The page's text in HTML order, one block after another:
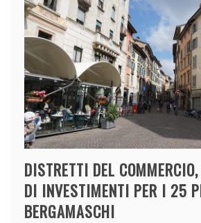
DISTRETTI DEL
DI INVESTIMENTI PER I 25
BERGAMASCHI